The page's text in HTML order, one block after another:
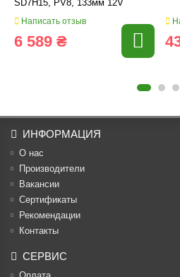
SD7H15, PV8, 133мм 12V
Написать отзыв
6 589 ₴
ИНФОРМАЦИЯ
О нас
Производители
Вакансии
Cертификаты
Рекомендации
Контакты
СЕРВИС